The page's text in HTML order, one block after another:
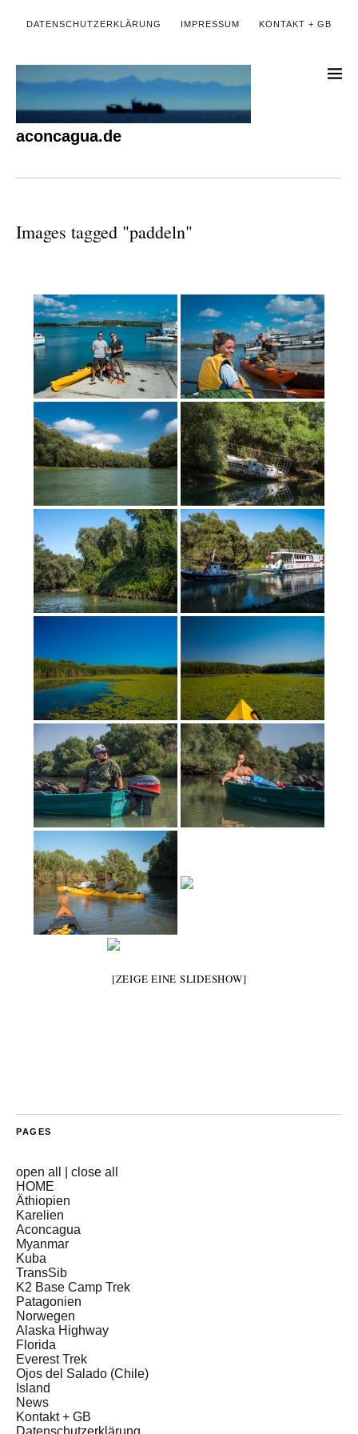
DATENSCHUTZERKLÄRUNG IMPRESSUM KONTAKT + GB
aconcagua.de
Images tagged "paddeln"
[ZEIGE EINE SLIDESHOW]
PAGES
open all
close all
HOME
Äthiopien
Karelien
Aconcagua
Myanmar
Kuba
TransSib
K2 Base Camp Trek
Patagonien
Norwegen
Alaska Highway
Florida
Everest Trek
Ojos del Salado (Chile)
Island
News
Kontakt + GB